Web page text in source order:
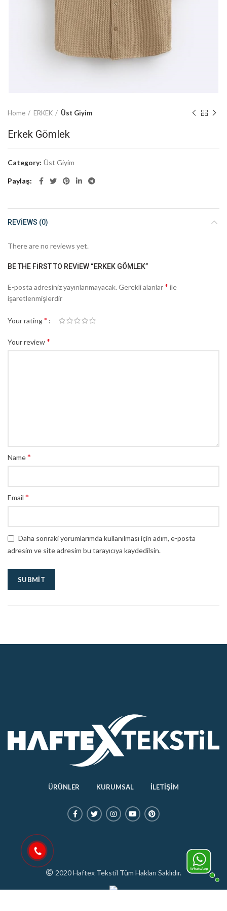
Home ERKEK Üst Giyim
Erkek Gömlek
Category: Üst Giyim
Paylaş
REVIEWS (0)
There are no reviews yet.
BE THE FIRST TO REVIEW “ERKEK GÖMLEK”
E-posta adresiniz yayınlanmayacak. Gerekli alanlar* ile
işaretlenmişlerdir
Your rating*
Your review*
Name*
Email *
Daha sonraki yorumlarımda kullanılması için adım, e-posta
adresim ve site adresim bu tarayıcıya kaydedilsin.
ÜRÜNLER KURUMSAL İLETİŞİM
2020 Haftex Tekstil Tüm Hakları Saklıdır.